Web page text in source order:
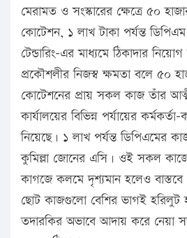
মেরামত ও সংস্কারের ক্ষেত্রে ৫০
কোটেশন, ১ লাখ টাকা পর্যন্ত
টেন্ডারিং-এর মাধ্যমে ঠিকাদার নিয়োগ
প্রকৌশলীর নিজস্ব ক্ষমতা বলে ৫০
কোটেশনের প্রায় সকল কাজ তাঁর
কার্যালয়ের বিভিন্ন পর্যায়ের
নিয়েছে। ১ লাখ পর্যন্ত ডিপিএমের
কুমিল্লা জোনের এসি। ওই সকল
কাগজে কলমে দৃশ্যমান হলেও
ছোট কাজগুলো বেশির ভাগই
তদারকির অভাবে আদায় করে নেয়া